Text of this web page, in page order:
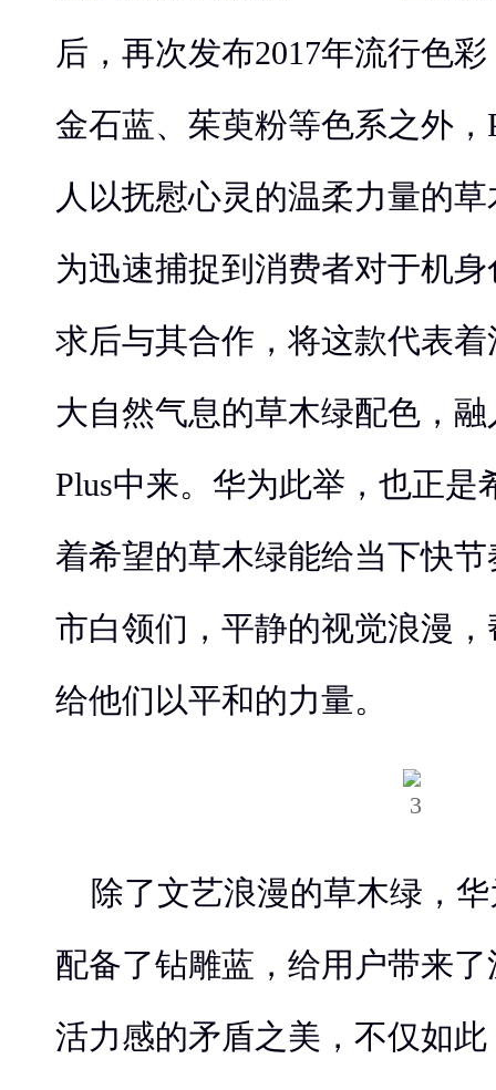
后，再次发布2017年流行色
金石蓝、茱萸粉等色系之外，
人以抚慰心灵的温柔力量的
为迅速捕捉到消费者对于机
求后与其合作，将这款代表
大自然气息的草木绿配色，融
Plus中来。华为此举，也正是
着希望的草木绿能给当下快
市白领们，平静的视觉浪漫
给他们以平和的力量。
除了文艺浪漫的草木绿，
配备了钻雕蓝，给用户带来
活力感的矛盾之美，不仅如